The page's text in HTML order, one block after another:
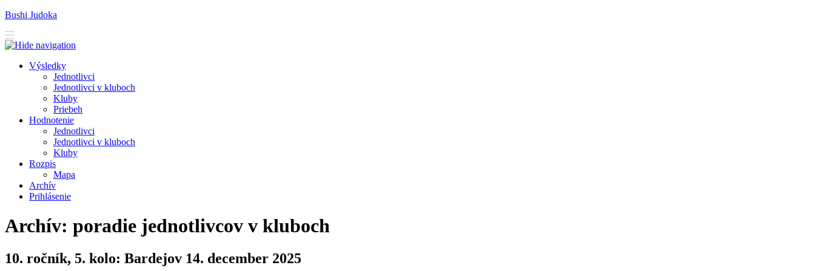
Bushi Judoka
Výsledky
Jednotlivci
Jednotlivci v kluboch
Kluby
Priebeh
Hodnotenie
Jednotlivci
Jednotlivci v kluboch
Kluby
Rozpis
Mapa
Archív
Prihlásenie
Archív: poradie jednotlivcov v kluboch
10. ročník, 5. kolo: Bardejov 14. december 2025